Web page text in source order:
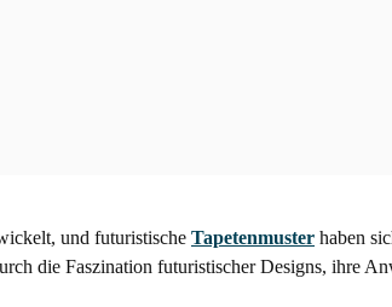
und futuristische Tapetenmuster haben
die Faszination futuristischer Designs, ihre